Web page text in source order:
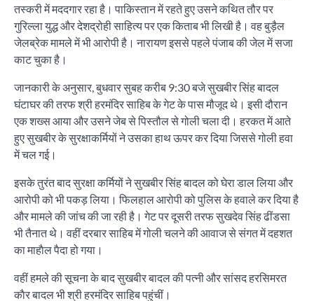
तस्करी में मददगार रहा है। पाकिस्तान में रहते हुए उसने कथित तौर पर
गुरिल्ला युद्ध और देशद्रोही साहित्य पर एक किताब भी लिखी है। वह बुड़ैल
जेलब्रेक मामले में भी आरोपी है। नारायण इससे पहले पंजाब की जेल में सजा
काट चुका है।
जानकारी के अनुसार, बुधवार सुबह करीब 9:30 बजे सुखबीर सिंह बादल
घंटाघर की तरफ श्री हरमंदिर साहिब के गेट के पास मौजूद थे। इसी दौरान
एक शख्स आया और उसने जेब से पिस्तौल से गोली चला दी। हरकत में आते
हुए सुखबीर के सुरक्षाकर्मियों ने उसका हाथ ऊपर कर दिया जिससे गोली हवा
में चल गई।
इसके तुरंत बाद सुरक्षा कर्मियों ने सुखबीर सिंह बादल को घेरा डाल लिया और
आरोपी को भी पकड़ लिया। फिलहाल आरोपी को पुलिस के हवाले कर दिया है
और मामले की जांच की जा रही है। गेट पर दूसरी तरफ सुखदेव सिंह ढींडसा
भी तैनात थे। वहीं दरबार साहिब में गोली चलने की आवाज से संगत में दहशत
का माहाैल पैदा हो गया।
वहीं हमले की सूचना के बाद सुखबीर बादल की पत्नी और सांसद हरसिमरत
काैर बादल भी श्री हरमंदिर साहिब पहुंचीं।